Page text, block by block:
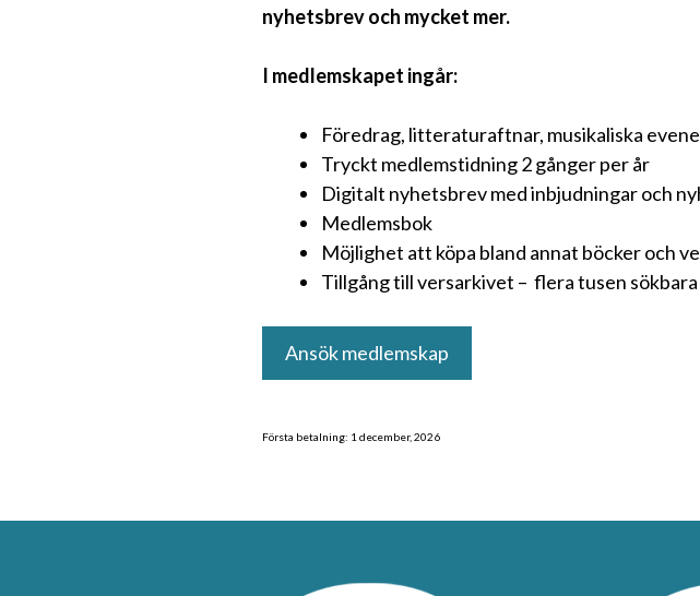
nyhetsbrev och mycket mer.
I medlemskapet ingår:
Föredrag, litteraturaftnar, musikaliska
Tryckt medlemstidning 2 gånger per år
Digitalt nyhetsbrev med inbjudningar och
Medlemsbok
Möjlighet att köpa bland annat böcker och
Tillgång till versarkivet – flera tusen
Ansök medlemskap
Första betalning: 1 december, 2026